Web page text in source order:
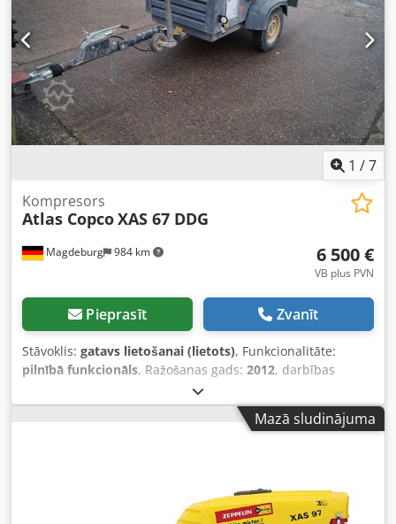
1 /7
Magdeburg 984 km
Kompresors
Atlas CopcoXAS 67 DDG
6 500 €
VB plus PVN
Pieprasīt Zvanīt
Stāvoklis: gatavs lietošanai (lietots), Funkcionalitāte:
pilnībā funkcionāls, Ražošanas gads: 2012, darbības
, Kompresors Atlas Copco XAS 67 DDG,
izgatavošanas gads 2012, 1680 darba stundas, tilpuma
plūsma 3,5 m³, avārijas ģenerators 12,5 kVA, pieslēgvietas:
Mazā sludinājuma